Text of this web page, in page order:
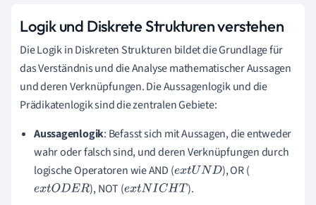
Logik und Diskrete Strukturen verstehen
Die Logik in Diskreten Strukturen bildet die Grundlage für
das Verständnis und die Analyse mathematischer Aussagen
und deren Verknüpfungen. Die Aussagenlogik und die
Prädikatenlogik sind die zentralen Gebiete:
Aussagenlogik: Befasst sich mit Aussagen, die entweder
wahr oder falsch sind, und deren Verknüpfungen durch
logische Operatoren wie AND (extUND
), OR (
extODER ), NOT (extNICHT
).